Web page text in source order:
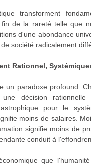
transforment
de la rareté telle que
d'une abondance
société radicalement
Rationnel,
un paradoxe profound.
décision
pour le
moins de salaires.
signifie moins de
conduit à
que